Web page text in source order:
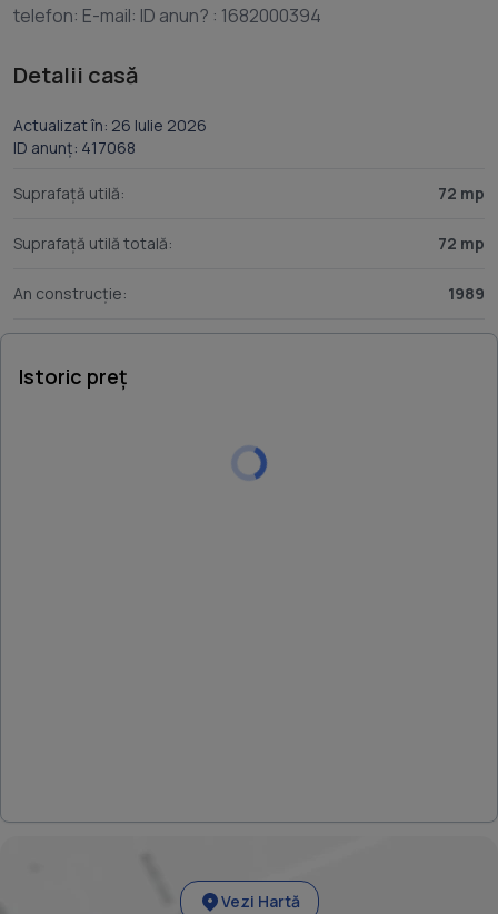
Detalii casă
Actualizat în: 26 Iulie 2026
ID anunț: 417068
Suprafață utilă: 72 mp
Suprafață utilă totală: 72 mp
An construcție: 1989
Istoric preț
Vezi Hartă